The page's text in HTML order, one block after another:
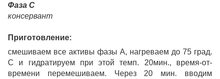
Фаза С
консервант
Приготовление:
смешиваем все активы фазы А, нагреваем до 75 град.
С и гидратируем при этой темп. 20мин., время-от-
времени перемешиваем. Через 20 мин. вводим